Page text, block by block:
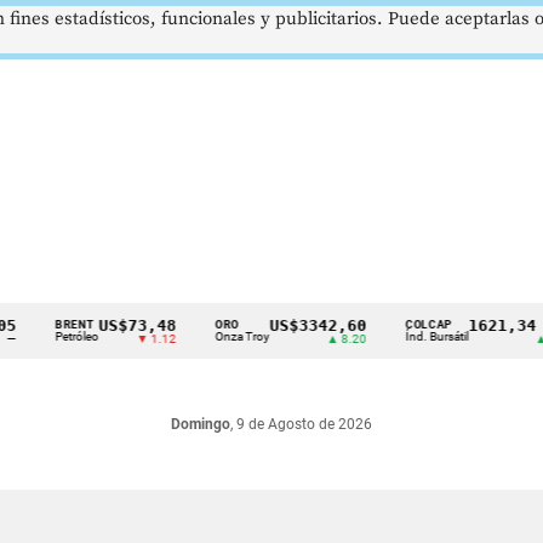
BRENT
Petróleo
US$73,48
▼ 1.12
ORO
Onza Troy
US$3342,60
▲ 8.20
COLCAP
Índ. Bursátil
1621,34
▲
Domingo, 9 de Agosto de 2026
estadísticos, funcionales y publicitarios. Puede aceptarlas